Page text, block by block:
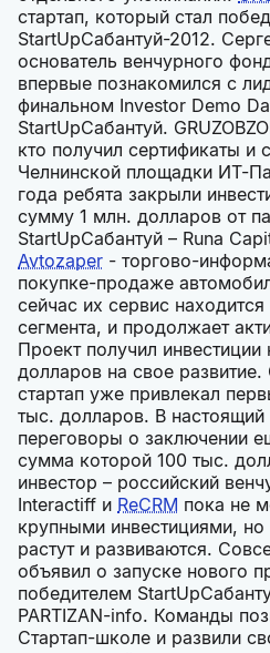
стартап, который стал
StartUpСабантуй-2012.
основатель венчурного
впервые познакомился с
финальном Investor Demo
StartUpСабантуй.
кто получил сертификаты и
Челнинской площадки ИТ-
года ребята закрыли
сумму 1 млн. долларов от
StartUpСабантуй – Runa
Avtozaper - торгово-
покупке-продаже
сейчас их сервис
сегмента, и продолжает
Проект получил
долларов на свое
стартап уже привлекал
тыс. долларов. В настоящий
переговоры о заключении
сумма которой 100 тыс.
инвестор – российский
Interactiff и ReCRM пока не
крупными инвестициями,
растут и развиваются.
объявил о запуске нового
победителем
PARTIZAN-info. Команды
Стартап-школе и развили